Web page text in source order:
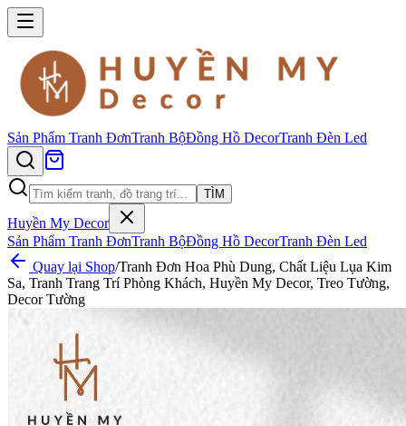
Sản Phẩm Tranh ĐơnTranh BộĐồng Hồ DecorTranh Đèn Led
TÌM
Huyền My Decor
Sản Phẩm Tranh ĐơnTranh BộĐồng Hồ DecorTranh Đèn Led
Quay lại Shop/Tranh Đơn Hoa Phù Dung, Chất Liệu Lụa Kim
Sa, Tranh Trang Trí Phòng Khách, Huyền My Decor, Treo Tường,
Decor Tường